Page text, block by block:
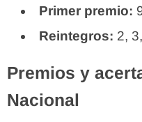
Primer premio:
Reintegros: 2,
Premios y
Nacional